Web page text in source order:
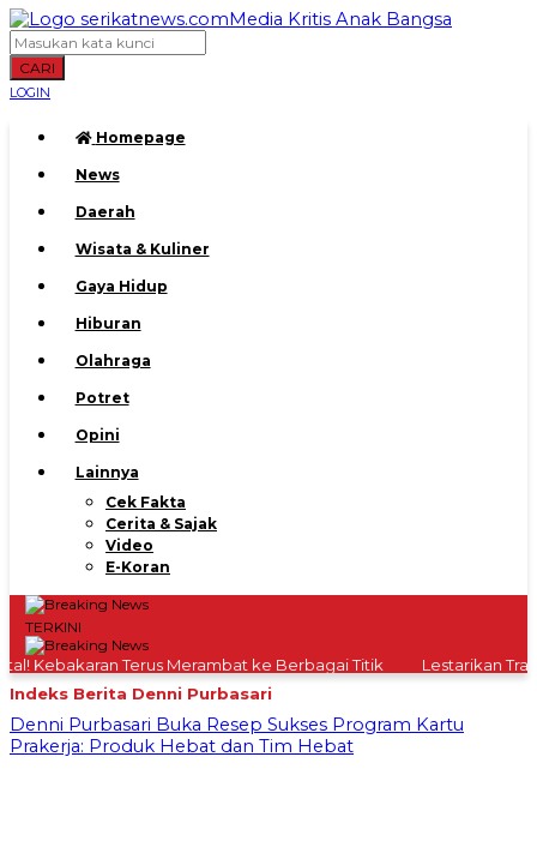
CARI
LOGIN
Homepage
News
Daerah
Wisata & Kuliner
Gaya Hidup
Hiburan
Olahraga
Potret
Opini
Lainnya
Cek Fakta
Cerita & Sajak
Video
E-Koran
TERKINI
Kebakaran Terus Merambat ke Berbagai Titik
Lestarikan
Indeks Berita Denni Purbasari
Denni Purbasari Buka Resep Sukses Program Kartu
Prakerja: Produk Hebat dan Tim Hebat